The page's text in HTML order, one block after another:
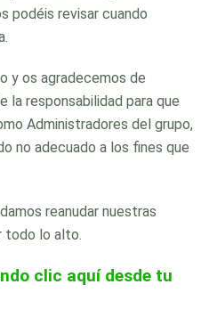
podéis revisar cuando
y os agradecemos de
la responsabilidad para que
Administradores del grupo,
no adecuado a los fines que
reanudar nuestras
todo lo alto.
clic aquí desde tu